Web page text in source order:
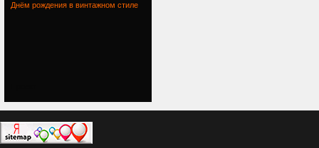
Днём рождения в винтажном стиле